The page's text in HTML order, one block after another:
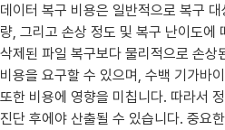
데이터 복구 비용은 일반적으로 복구
량, 그리고 손상 정도 및 복구 난이도에
삭제된 파일 복구보다 물리적으로 손상
비용을 요구할 수 있으며, 수백 기가바
또한 비용에 영향을 미칩니다. 따라서
진단 후에야 산출될 수 있습니다. 중요